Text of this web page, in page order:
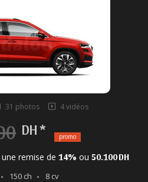
31 photos 4 vidéos
DH * promo
remise de 14% ou 50.100 DH
150 ch 8 cv